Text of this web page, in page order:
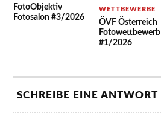
FotoObjektiv
Fotosalon #3/2026
WETTBEWERBE
ÖVF Österreich
Fotowettbewerb
#1/2026
SCHREIBE EINE ANTWORT